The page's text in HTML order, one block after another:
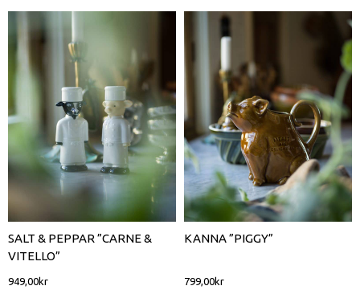
SALT & PEPPAR ”CARNE &
VITELLO”
949,00kr
KANNA ”PIGGY”
799,00kr